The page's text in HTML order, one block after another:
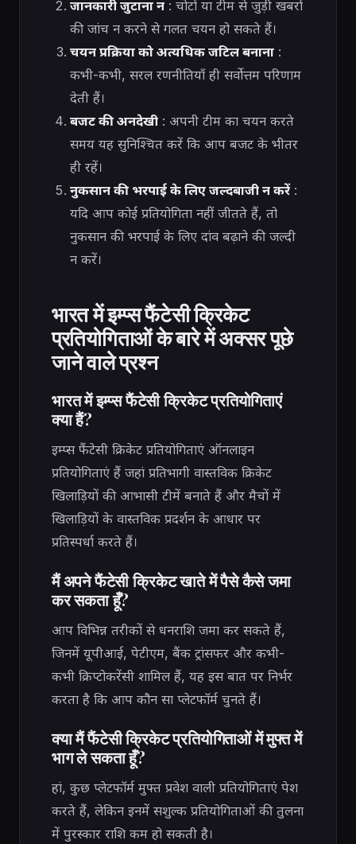
जानकारी जुटाना न: चोटों या टीम से जुड़ी खबरों
की जांच न करने से गलत चयन हो सकते हैं।
चयन प्रक्रिया को अत्यधिक जटिल बनाना:
कभी-कभी, सरल रणनीतियाँ ही सर्वोत्तम परिणाम
देती हैं।
बजट की अनदेखी: अपनी टीम का चयन करते
समय यह सुनिश्चित करें कि आप बजट के भीतर
ही रहें।
नुकसान की भरपाई के लिए जल्दबाजी न करें:
यदि आप कोई प्रतियोगिता नहीं जीतते हैं, तो
नुकसान की भरपाई के लिए दांव बढ़ाने की जल्दी
न करें।
भारत में इम्प्स फैंटेसी क्रिकेट
प्रतियोगिताओं के बारे में अक्सर पूछे
जाने वाले प्रश्न
भारत में इम्प्स फैंटेसी क्रिकेट प्रतियोगिताएं
क्या हैं?
इम्प्स फैंटेसी क्रिकेट प्रतियोगिताएं ऑनलाइन
प्रतियोगिताएं हैं जहां प्रतिभागी वास्तविक क्रिकेट
खिलाड़ियों की आभासी टीमें बनाते हैं और मैचों में
खिलाड़ियों के वास्तविक प्रदर्शन के आधार पर
प्रतिस्पर्धा करते हैं।
मैं अपने फैंटेसी क्रिकेट खाते में पैसे कैसे जमा
कर सकता हूँ?
आप विभिन्न तरीकों से धनराशि जमा कर सकते हैं,
जिनमें यूपीआई, पेटीएम, बैंक ट्रांसफर और कभी-
कभी क्रिप्टोकरेंसी शामिल हैं, यह इस बात पर निर्भर
करता है कि आप कौन सा प्लेटफॉर्म चुनते हैं।
क्या मैं फैंटेसी क्रिकेट प्रतियोगिताओं में मुफ्त में
भाग ले सकता हूँ?
हां, कुछ प्लेटफॉर्म मुफ्त प्रवेश वाली प्रतियोगिताएं पेश
करते हैं, लेकिन इनमें सशुल्क प्रतियोगिताओं की तुलना
में पुरस्कार राशि कम हो सकती है।